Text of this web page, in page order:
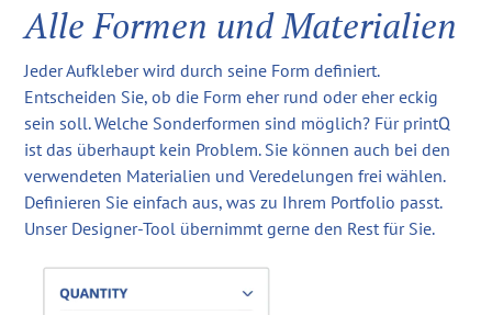
Alle Formen und Materialien
Jeder Aufkleber wird durch seine Form definiert.
Entscheiden Sie, ob die Form eher rund oder eher eckig
sein soll. Welche Sonderformen sind möglich? Für printQ
ist das überhaupt kein Problem. Sie können auch bei den
verwendeten Materialien und Veredelungen frei wählen.
Definieren Sie einfach aus, was zu Ihrem Portfolio passt.
Unser Designer-Tool übernimmt gerne den Rest für Sie.